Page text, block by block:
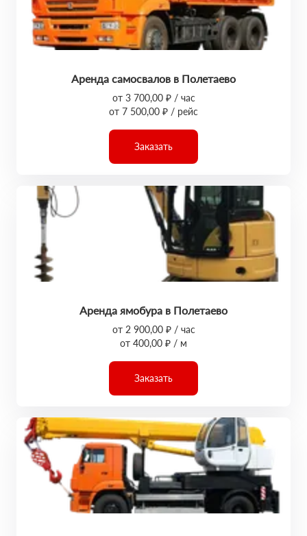
Аренда самосвалов в Полетаево
от 3 700,00 ₽ / час
от 7 500,00 ₽ / рейс
Заказать
Аренда ямобура в Полетаево
от 2 900,00 ₽ / час
от 400,00 ₽ / м
Заказать